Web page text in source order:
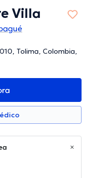
Villa
Tolima, Colombia,